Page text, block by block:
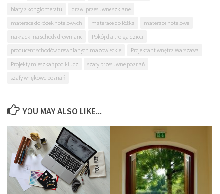
blaty z konglomeratu
drzwi przesuwne szklane
materace do łóżek hotelowych
materace do łóżka
materace hotelowe
nakładki na schody drewniane
Pokój dla trojga dzieci
producent schodów drewnianych mazowieckie
Projektant wnętrz Warszawa
Projekty mieszkań pod klucz
szafy przesuwne poznań
szafy wnękowe poznań
YOU MAY ALSO LIKE...